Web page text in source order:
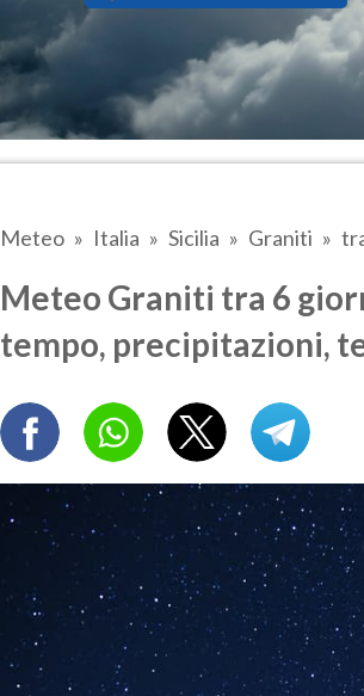
Meteo Italia Sicilia Graniti
Meteo Graniti tra 6
tempo, precipitazioni,